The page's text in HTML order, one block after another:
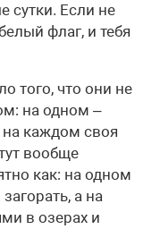
сутки. Если не
флаг, и тебя
того, что они не
на одном –
на каждом своя
вообще
как: на одном
а на
в озерах и